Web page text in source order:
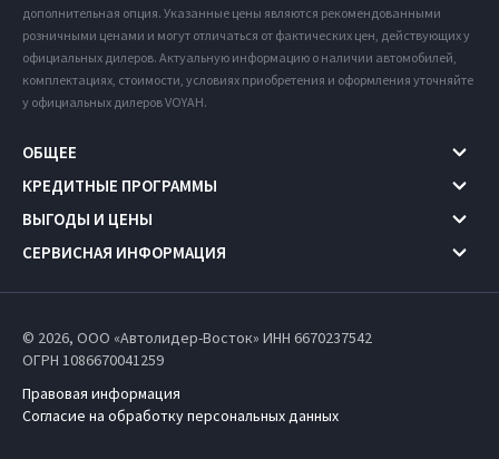
дополнительная опция. Указанные цены являются рекомендованными
розничными ценами и могут отличаться от фактических цен, действующих у
официальных дилеров. Актуальную информацию о наличии автомобилей,
комплектациях, стоимости, условиях приобретения и оформления уточняйте
у официальных дилеров VOYAH.
ОБЩЕЕ
КРЕДИТНЫЕ ПРОГРАММЫ
ВЫГОДЫ И ЦЕНЫ
СЕРВИСНАЯ ИНФОРМАЦИЯ
© 2026, ООО «Автолидер-Восток» ИНН 6670237542
ОГРН 1086670041259
Правовая информация
Согласие на обработку персональных данных